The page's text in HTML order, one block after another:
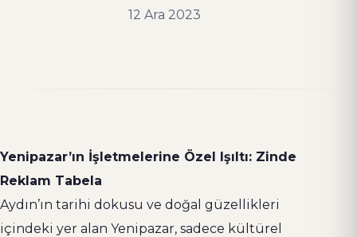
12 Ara 2023
Yenipazar’ın İşletmelerine Özel Işıltı: Zinde
Reklam Tabela
Aydın’ın tarihi dokusu ve doğal güzellikleri
içindeki yer alan Yenipazar, sadece kültürel